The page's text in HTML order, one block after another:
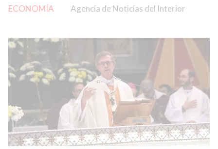
Agencia de Noticias del Interior
ECONOMÍA